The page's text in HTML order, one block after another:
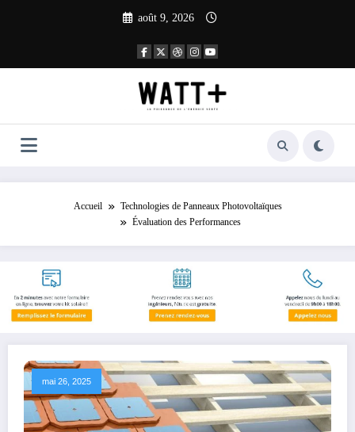
août 9, 2026
Accueil
Technologies de Panneaux Photovoltaïques
Évaluation des Performances
mai 26, 2025